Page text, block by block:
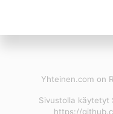
Yhteinen.com on
Sivustolla
https://